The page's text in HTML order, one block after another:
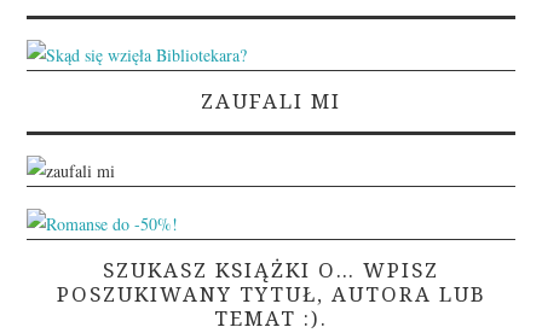
ZAUFALI MI
SZUKASZ KSIĄŻKI O… WPISZ
POSZUKIWANY TYTUŁ, AUTORA LUB
TEMAT :).